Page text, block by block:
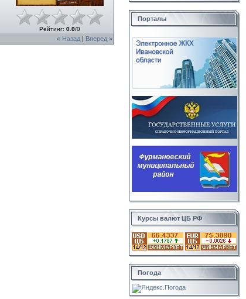
Рейтинг: 0.0/0
« Назад Вперед »
Порталы
Курсы валют ЦБ РФ
Погода